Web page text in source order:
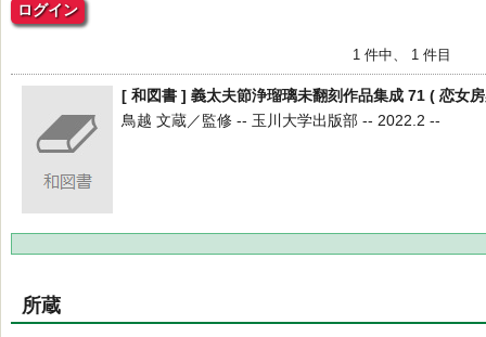
ログイン
1 件中、 1 件目
[ 和図書 ] 義太夫節浄瑠璃未翻刻作品集成 71 ( 恋女
鳥越 文蔵／監修 -- 玉川大学出版部 -- 2022.2 --
所蔵